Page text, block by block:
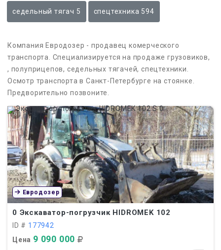
седельный тягач 5 спецтехника 594
Компания Евродозер - продавец комерческого
транспорта. Специализируется на продаже грузовиков,
, полуприцепов, седельных тягачей, спецтехники.
Осмотр транспорта в Санкт-Петербурге на стоянке.
Предворительно позвоните.
6
0 Экскаватор-погрузчик HIDROMEK 102
ID # 177942
Цена 9 090 000
Евродозер